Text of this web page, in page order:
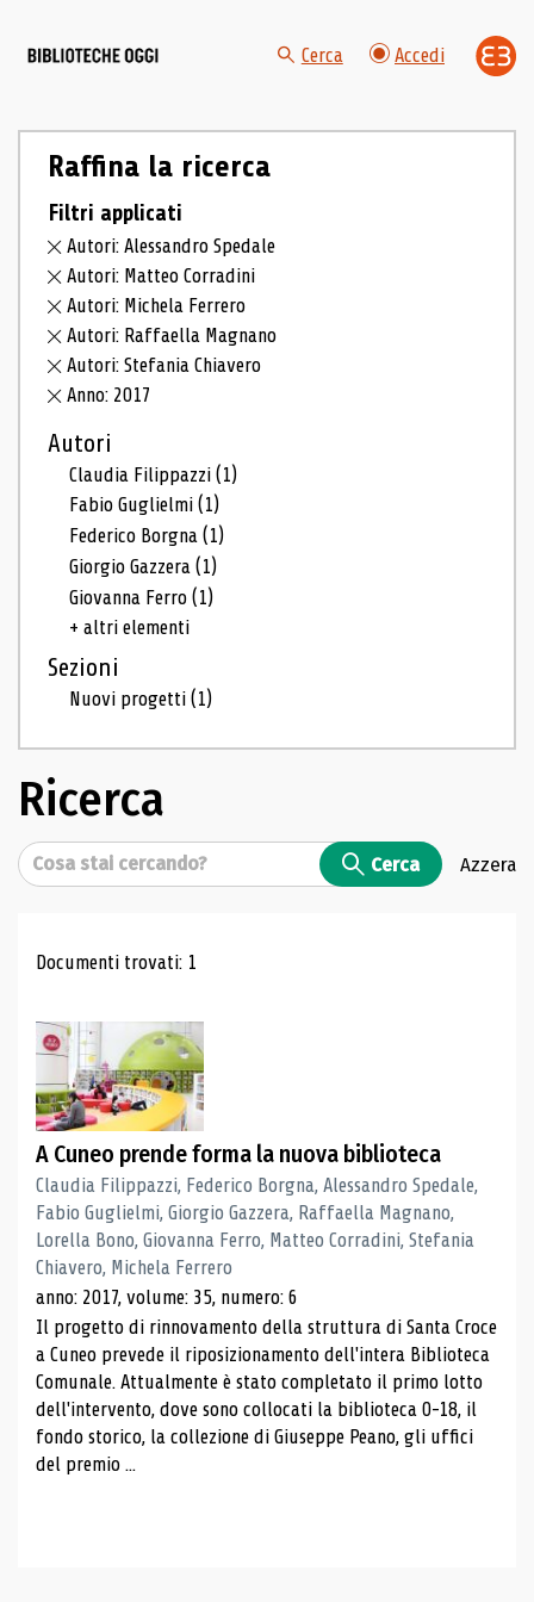
Cerca Accedi
Raffina la ricerca
Filtri applicati
Autori: Alessandro Spedale
Autori: Matteo Corradini
Autori: Michela Ferrero
Autori: Raffaella Magnano
Autori: Stefania Chiavero
Anno: 2017
Autori
Claudia Filippazzi(1)
Fabio Guglielmi(1)
Federico Borgna(1)
Giorgio Gazzera(1)
Giovanna Ferro(1)
+ altri elementi
Sezioni
Nuovi progetti(1)
Ricerca
Cerca Cerca Azzera
Risultati di ricerca
Documenti trovati: 1
A Cuneo prende forma la nuova biblioteca
Claudia Filippazzi, Federico Borgna, Alessandro Spedale,
Fabio Guglielmi, Giorgio Gazzera, Raffaella Magnano,
Lorella Bono, Giovanna Ferro, Matteo Corradini, Stefania
Chiavero, Michela Ferrero
anno: 2017, volume: 35, numero: 6
Il progetto di rinnovamento della struttura di Santa Croce
a Cuneo prevede il riposizionamento dell'intera Biblioteca
Comunale. Attualmente è stato completato il primo lotto
dell'intervento, dove sono collocati la biblioteca 0-18, il
fondo storico, la collezione di Giuseppe Peano, gli uffici
del premio ...